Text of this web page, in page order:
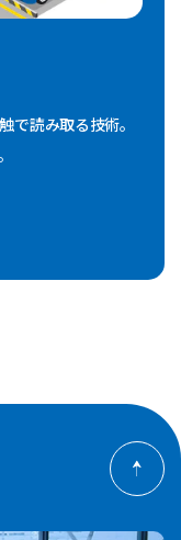
で読み取る技術。